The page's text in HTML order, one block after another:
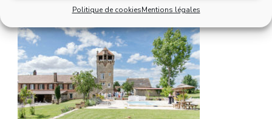
Politique de cookiesMentions légales